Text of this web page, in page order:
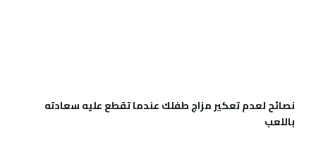
نصائح لعدم تعكير مزاج طفلك عندما تقطع عليه سعادته
باللعب